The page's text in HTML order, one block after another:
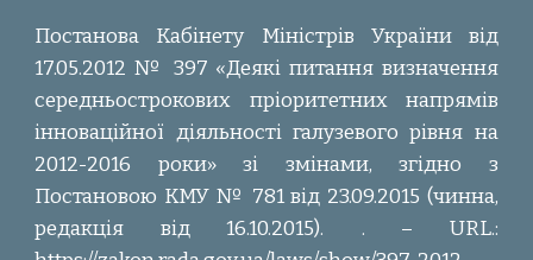
Постанова Кабінету Міністрів України від
17.05.2012 № 397 «Деякі питання визначення
середньострокових пріоритетних напрямів
інноваційної діяльності галузевого рівня на
2012-2016 роки» зі змінами, згідно з
Постановою КМУ № 781 від 23.09.2015 (чинна,
редакція від 16.10.2015).
. – URL.: